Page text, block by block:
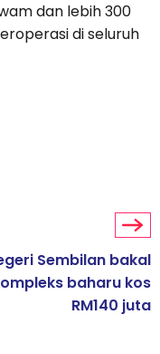
dan lebih 300
di seluruh
Sembilan bakal
baharu kos
RM140 juta